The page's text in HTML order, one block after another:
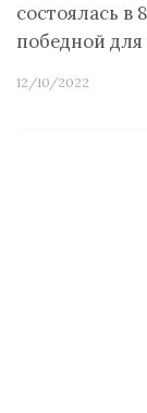
состоялась в
победной
12/10/2022